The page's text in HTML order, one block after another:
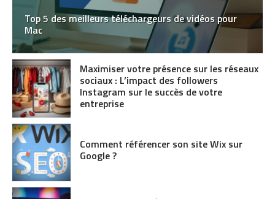
Top 5 des meilleurs téléchargeurs de vidéos pour
Mac
Maximiser votre présence sur les réseaux
sociaux : L’impact des followers
Instagram sur le succès de votre
entreprise
Comment référencer son site Wix sur
Google ?